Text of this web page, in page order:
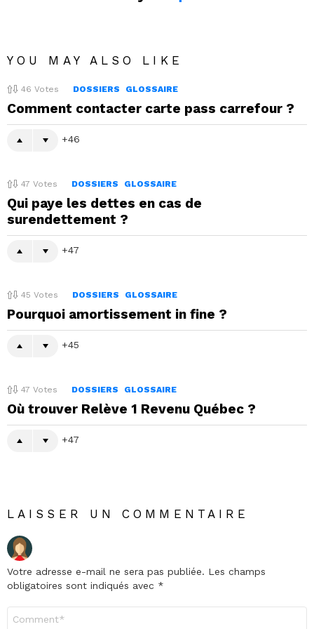
YOU MAY ALSO LIKE
46 Votes DOSSIERS GLOSSAIRE
Comment contacter carte pass carrefour ?
46
47 Votes DOSSIERS GLOSSAIRE
Qui paye les dettes en cas de
surendettement ?
47
45 Votes DOSSIERS GLOSSAIRE
Pourquoi amortissement in fine ?
45
47 Votes DOSSIERS GLOSSAIRE
Où trouver Relève 1 Revenu Québec ?
47
LAISSER UN COMMENTAIRE
Votre adresse e-mail ne sera pas publiée. Les champs
obligatoires sont indiqués avec *